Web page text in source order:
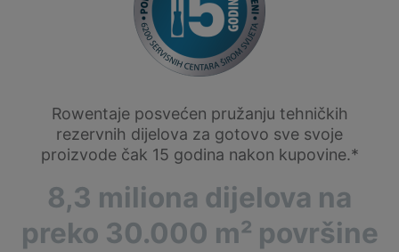
Rowentaje posvećen pružanju tehničkih
rezervnih dijelova za gotovo sve svoje
proizvode čak 15 godina nakon kupovine.*
8,3 miliona dijelova na
preko 30.000 m² površine